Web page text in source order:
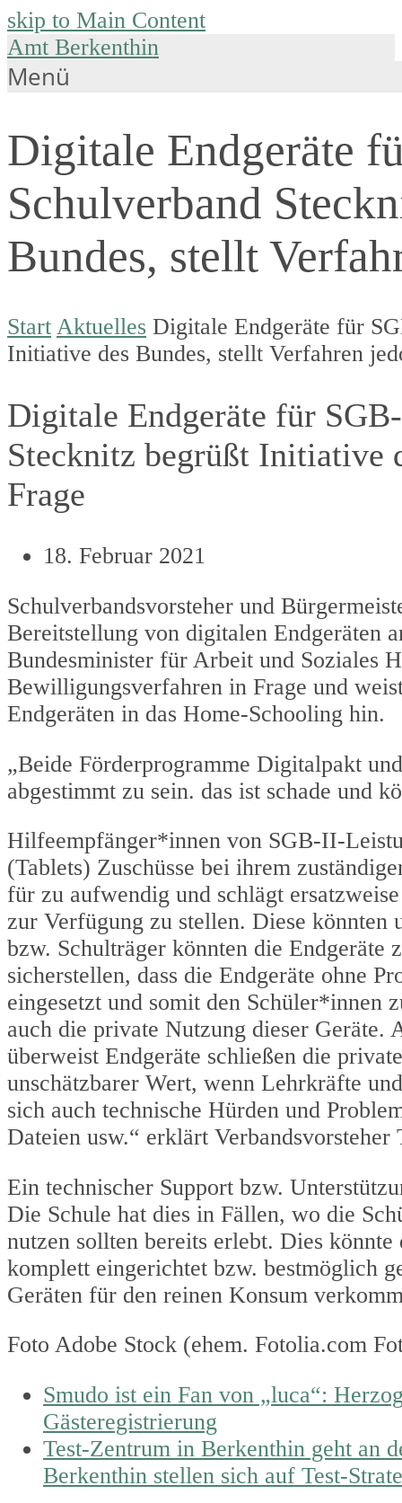
skip to Main Content
Amt Berkenthin
Menü
Digitale Endgeräte
Schulverband
Bundes, stellt
Start Aktuelles Digitale Endgeräte für
Initiative des Bundes, stellt Verfahren
Digitale Endgeräte für
Stecknitz begrüßt Initiative
Frage
18. Februar 2021
Schulverbandsvorsteher und
Bereitstellung von digitalen Endgeräten
Bundesminister für Arbeit und Soziales
Bewilligungsverfahren in Frage und
Endgeräten in das Home-Schooling hin.
„Beide Förderprogramme Digitalpakt
abgestimmt zu sein. das ist schade und
Hilfeempfänger*innen von SGB-II-
(Tablets) Zuschüsse bei ihrem
für zu aufwendig und schlägt
zur Verfügung zu stellen. Diese
bzw. Schulträger könnten die
sicherstellen, dass die Endgeräte ohne
eingesetzt und somit den Schüler*innen
auch die private Nutzung dieser Geräte.
überweist Endgeräte schließen die
unschätzbarer Wert, wenn Lehrkräfte
sich auch technische Hürden und
Dateien usw.“ erklärt Verbandsvorsteher
Ein technischer Support bzw.
Die Schule hat dies in Fällen, wo die
nutzen sollten bereits erlebt. Dies
komplett eingerichtet bzw. bestmöglich
Geräten für den reinen Konsum
Foto Adobe Stock (ehem. Fotolia.com
previous
post:
Smudo ist ein Fan von „luca“:
Gästeregistrierung
next
post:
Test-Zentrum in Berkenthin geht an
Berkenthin stellen sich auf Test-